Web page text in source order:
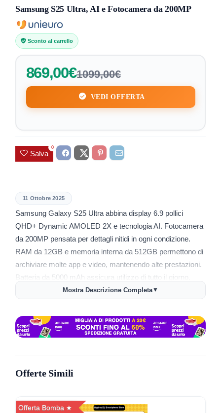
Samsung S25 Ultra, AI e Fotocamera da 200MP
Sconto al carrello
869,00€1099,00€
VEDI OFFERTA
Salva
0
11 Ottobre 2025
Samsung Galaxy S25 Ultra abbina display 6.9 pollici
QHD+ Dynamic AMOLED 2X e tecnologia AI. Fotocamera
da 200MP pensata per dettagli nitidi in ogni condizione.
RAM da 12GB e memoria interna da 512GB permettono di
archiviare molte app e video, mantenendo alte prestazioni.
Batteria da 5000 mAh assicura utilizzo di tutto il giorno.
Prestazioni rapide in ogni situazione, grazie al processore
Display ampio facile da usare sia per gaming sia per
in notturna, e video di qualità.
spesso.
Mostra Descrizione Completa▼
Offerte Simili
Offerta Bomba